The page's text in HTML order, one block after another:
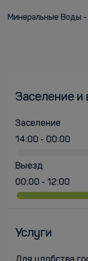
Минеральные Воды -
Заселение и
Заселение
14:00 - 00:00
Выезд
00:00 - 12:00
Услуги